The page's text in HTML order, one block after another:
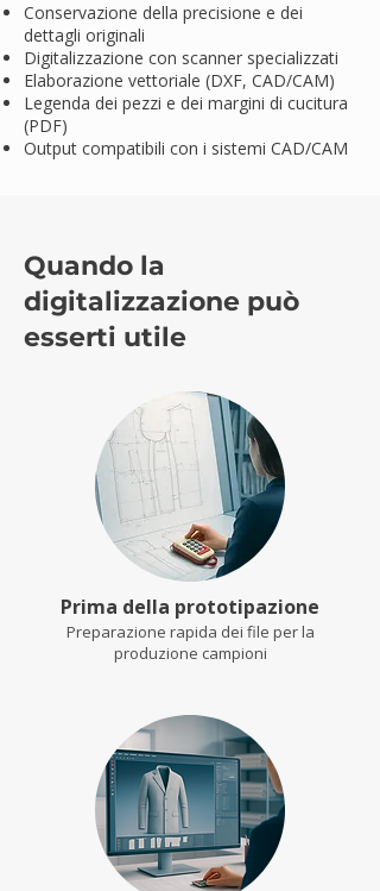
Conservazione della precisione e dei
dettagli originali
Digitalizzazione con scanner specializzati
Elaborazione vettoriale (DXF, CAD/CAM)
Legenda dei pezzi e dei margini di cucitura
(PDF)
Output compatibili con i sistemi CAD/CAM
Quando la
digitalizzazione può
esserti utile
Prima della prototipazione
Preparazione rapida dei file per la
produzione campioni